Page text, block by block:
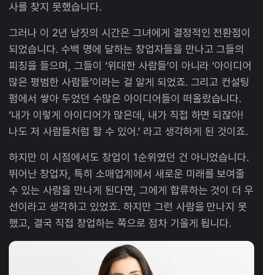
사를 찾지 못했습니다.
그러나 이 2년 남짓의 시간은 그녀에게 결정적인 전환점이
되었습니다. 수백 명에 달하는 창업자들을 만나고 그들의
피칭을 들으며, 그들이 ‘위대한 사람들’이 아니라 ‘아이디어
많은 평범한 사람들’이라는 걸 알게 되었죠. 그리고 컨설팅
펌에서 쌓아 두었던 수많은 아이디어들이 떠올랐습니다.
‘내가 이렇게 아이디어가 많은데, 내가 직접 하면 되잖아!
나도 저 사람들처럼 할 수 있어.’ 라고 생각하게 된 것이죠.
하지만 이 시점에서도 창업이 1순위였던 건 아니었습니다.
뛰어난 창업자, 특히 소매업계에서 새로운 미래를 보여줄
수 있는 사람을 만나게 된다면, 그에게 합류하는 것이 더 우
선이라고 생각하고 있었죠. 하지만 그런 사람을 만나지 못
했고, 결국 직접 창업하는 쪽으로 점차 기울게 됩니다.